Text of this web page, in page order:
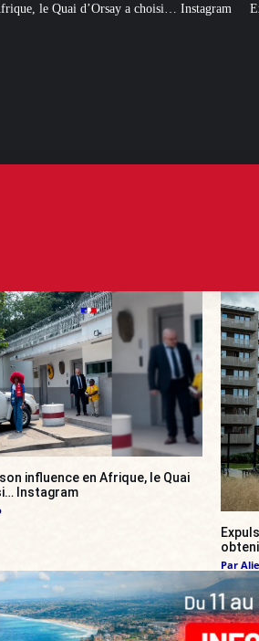
choisi… Instagram Expulsés des HLM pour
influence en Afrique, le Quai
Instagram
Par